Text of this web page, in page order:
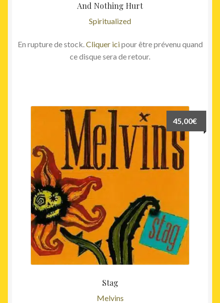
And Nothing Hurt
Spiritualized
En rupture de stock.Cliquer icipour être prévenu quand
ce disque sera de retour.
Stag
Melvins
45,00€